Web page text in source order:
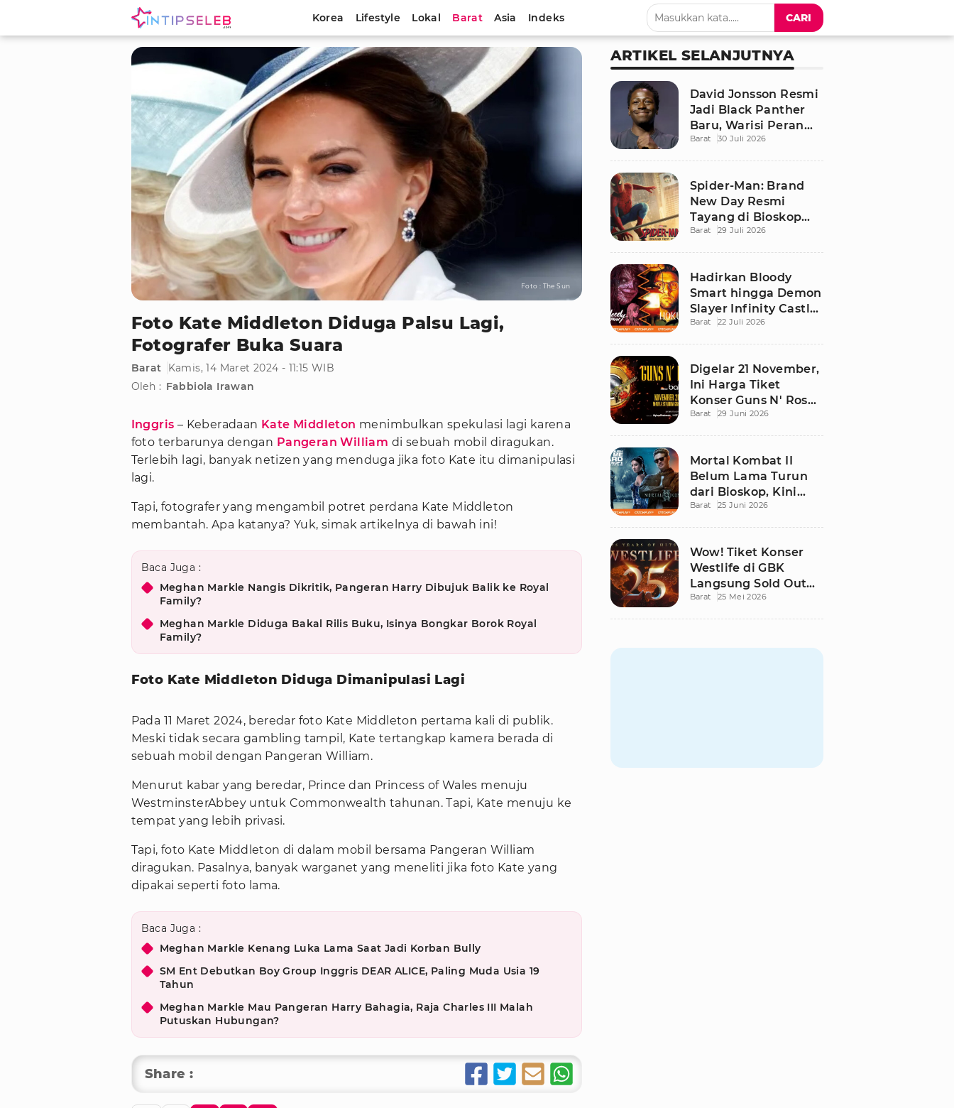
Korea Lifestyle Lokal Barat Asia Indeks CARI
Foto : The Sun
Foto Kate Middleton Diduga Palsu Lagi,
Fotografer Buka Suara
Barat
Kamis, 14 Maret 2024 - 11:15 WIB
Oleh : Fabbiola Irawan
Inggris – Keberadaan Kate Middleton menimbulkan spekulasi lagi karena
foto terbarunya dengan Pangeran William di sebuah mobil diragukan.
Terlebih lagi, banyak netizen yang menduga jika foto Kate itu dimanipulasi
lagi.
Tapi, fotografer yang mengambil potret perdana Kate Middleton
membantah. Apa katanya? Yuk, simak artikelnya di bawah ini!
Baca Juga :
Meghan Markle Nangis Dikritik, Pangeran Harry Dibujuk Balik ke Royal
Family?
Meghan Markle Diduga Bakal Rilis Buku, Isinya Bongkar Borok Royal
Family?
Foto Kate Middleton Diduga Dimanipulasi Lagi
Pada 11 Maret 2024, beredar foto Kate Middleton pertama kali di publik.
Meski tidak secara gambling tampil, Kate tertangkap kamera berada di
sebuah mobil dengan Pangeran William.
Menurut kabar yang beredar, Prince dan Princess of Wales menuju
WestminsterAbbey untuk Commonwealth tahunan. Tapi, Kate menuju ke
tempat yang lebih privasi.
Tapi, foto Kate Middleton di dalam mobil bersama Pangeran William
diragukan. Pasalnya, banyak warganet yang meneliti jika foto Kate yang
dipakai seperti foto lama.
Baca Juga :
Meghan Markle Kenang Luka Lama Saat Jadi Korban Bully
SM Ent Debutkan Boy Group Inggris DEAR ALICE, Paling Muda Usia 19
Tahun
Meghan Markle Mau Pangeran Harry Bahagia, Raja Charles III Malah
Putuskan Hubungan?
Share :
ARTIKEL SELANJUTNYA
David Jonsson Resmi
Jadi Black Panther
Baru, Warisi Peran
T'Challa di Black
Barat 30 Juli 2026
Spider-Man: Brand
New Day Resmi
Tayang di Bioskop
Indonesia, Ini
Barat 29 Juli 2026
Hadirkan Bloody
Smart hingga Demon
Slayer Infinity Castle,
Ini Daftar Tontonan
Barat 22 Juli 2026
Digelar 21 November,
Ini Harga Tiket
Konser Guns N' Roses
di Stadion Madya
Barat 29 Juni 2026
Mortal Kombat II
Belum Lama Turun
dari Bioskop, Kini
Sudah Bisa Ditonton
Barat 25 Juni 2026
Wow! Tiket Konser
Westlife di GBK
Langsung Sold Out
Kurang dari 12 Jam
Barat 25 Mei 2026